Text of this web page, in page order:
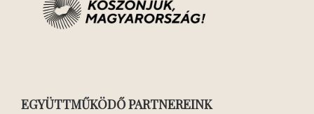
EGYÜTTMŰKÖDŐ PARTNEREINK